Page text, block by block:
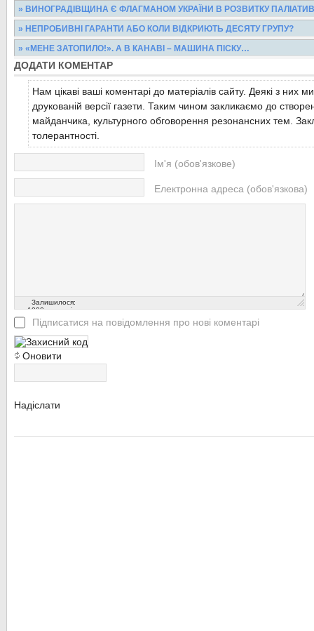
Протягом півтора місяця міські школи боролися за звання
конкурсі «Інформаційна культура», щоб отримати...
Читати більше...
» ВИНОГРАДІВЩИНА Є ФЛАГМАНОМ УКРАЇНИ В РОЗВИТКУ
Цими днями на базі санаторію «Боржава» Агенцією місцевого
було проведено Міжнародну конференцію...
Читати більше...
» НЕПРОБИВНІ ГАРАНТИ АБО КОЛИ ВІДКРИЮТЬ ДЕСЯТУ ГРУПУ?
Перше, що кидається в очі, коли під’їжджаєш до сільського
- нова ще не штукатурена церква під ...
Читати більше...
» «МЕНЕ ЗАТОПИЛО!». А В КАНАВІ – МАШИНА ПІСКУ…
Тільки-но зійде сніг і підуть тривалі дощі, як то тут, то там не
вибоїни, але й виринають проблеми, спричинені...
Читати більше...
ДОДАТИ КОМЕНТАР
Нам цікаві ваші коментарі до матеріалів сайту. Деякі з них
друкованій версії газети. Таким чином закликаємо до
майданчика, культурного обговорення резонансних тем.
толерантності.
Ім'я (обов'язкове)
Електронна адреса (обов'язкова)
Залишилося:
1000символів
Підписатися на повідомлення про нові коментарі
Оновити
Надіслати